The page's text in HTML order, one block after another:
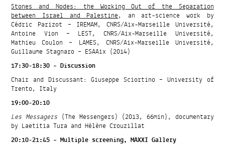
Stones and Nodes: the Working Out of the Separation
between Israel and Palestine, an art-science work by
Cédric Parizot – IREMAM, CNRS/Aix-Marseille Université,
Antoine Vion – LEST, CNRS/Aix-Marseille Université,
Mathieu Coulon – LAMES, CNRS/Aix-Marseille Université,
Guillaume Stagnaro – ESAAix (2014)
17:30-18:30 – Discussion
Chair and Discussant: Giuseppe Sciortino – University of
Trento, Italy
19:00-20:10
Les Messagers (The Messengers) (2013, 66min), documentary
by Laetitia Tura and Hélène Crouzillat
20:10-21:45 – Multiple screening, MAXXI Gallery